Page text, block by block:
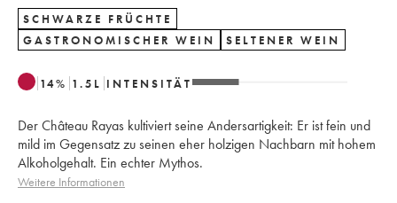
SCHWARZE FRÜCHTE
GASTRONOMISCHER WEIN
SELTENER WEIN
14% 1.5 L INTENSITÄT
Der Château Rayas kultiviert seine Andersartigkeit: Er ist fein und
mild im Gegensatz zu seinen eher holzigen Nachbarn mit hohem
Alkoholgehalt. Ein echter Mythos.
Weitere Informationen